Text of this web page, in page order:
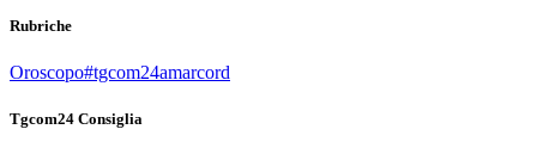
Rubriche
Oroscopo#tgcom24amarcord
Tgcom24 Consiglia